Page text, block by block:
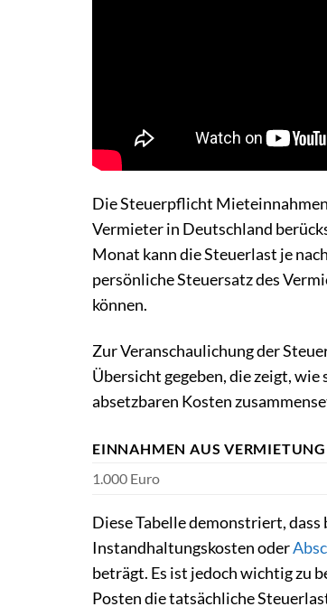
Die Steuerpflicht
Vermieter in Deutschland
Monat kann die Steuerlast je
persönliche Steuersatz des
können.
Zur Veranschaulichung der
Übersicht gegeben, die zeigt,
absetzbaren Kosten
EINNAHMEN AUS VERMIETUNG
1.000 Euro
Diese Tabelle demonstriert,
Instandhaltungskosten oder
beträgt. Es ist jedoch wichtig zu
Posten die tatsächliche